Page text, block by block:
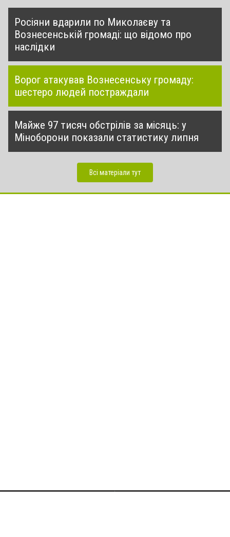
Росіяни вдарили по Миколаєву та
Вознесенській громаді: що відомо про
наслідки
Ворог атакував Вознесенську громаду:
шестеро людей постраждали
Майже 97 тисяч обстрілів за місяць: у
Міноборони показали статистику липня
Всі матеріали тут